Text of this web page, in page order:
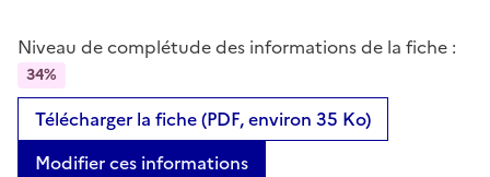
Niveau de complétude des informations de la fiche :
34%
Télécharger la fiche (PDF, environ 35 Ko)
Modifier ces informations